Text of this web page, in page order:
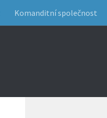
Komanditní společnost